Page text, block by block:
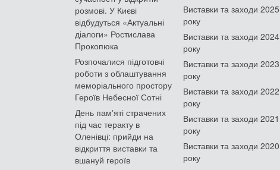
розмові. У Києві
відбудуться «Актуальні
діалоги» Ростислава
Прокопюка
Розпочалися підготовчі
роботи з облаштування
меморіального простору
Героїв Небесної Сотні
День памʼяті страчених
під час теракту в
Оленівці: прийди на
відкриття виставки та
вшануй героїв
Виставки та заходи 2025
року
Виставки та заходи 2024
року
Виставки та заходи 2023
року
Виставки та заходи 2022
року
Виставки та заходи 2021
року
Виставки та заходи 2020
року